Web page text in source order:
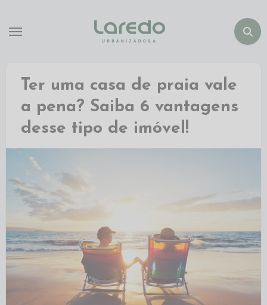
Ter uma casa de praia vale
a pena? Saiba 6 vantagens
desse tipo de imóvel!